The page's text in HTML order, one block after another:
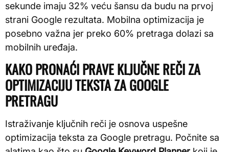
sekunde imaju 32% veću šansu da budu na prvoj
strani Google rezultata. Mobilna optimizacija je
posebno važna jer preko 60% pretraga dolazi sa
mobilnih uređaja.
KAKO PRONAĆI PRAVE KLJUČNE REČI ZA
OPTIMIZACIJU TEKSTA ZA GOOGLE
PRETRAGU
Istraživanje ključnih reči je osnova uspešne
optimizacija teksta za Google pretragu. Počnite sa